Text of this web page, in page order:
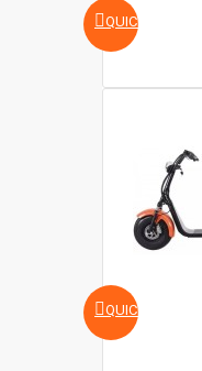
Размер
QUICKVIEW
QUICKVIEW